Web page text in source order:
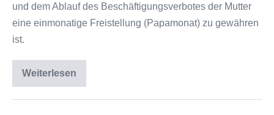
und dem Ablauf des Beschäftigungsverbotes der Mutter
eine einmonatige Freistellung (Papamonat) zu gewähren
ist.
WeiterlesenNeuregelung
des